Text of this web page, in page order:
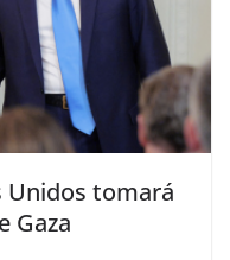
Unidos tomará
Gaza